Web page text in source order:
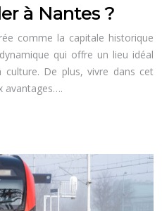
à Nantes ?
comme la capitale historique
qui offre un lieu idéal
De plus, vivre dans cet
avantages….